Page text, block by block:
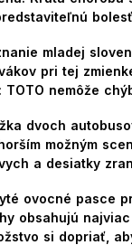
mladej
pri tej
TOTO nemôže
dvoch
možným
a desiatky
ovocné pasce
obsahujú
si dopriať,